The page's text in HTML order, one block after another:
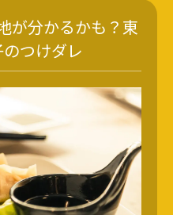
が分かるかも？東
つけダレ